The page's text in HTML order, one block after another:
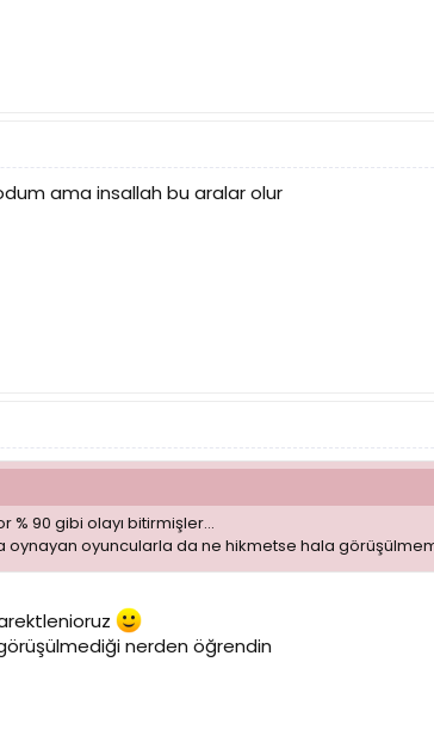
ama insallah bu aralar olur
90 gibi olayı bitirmişler...
oynayan oyuncularla da ne hikmetse hala
nerden öğrendin